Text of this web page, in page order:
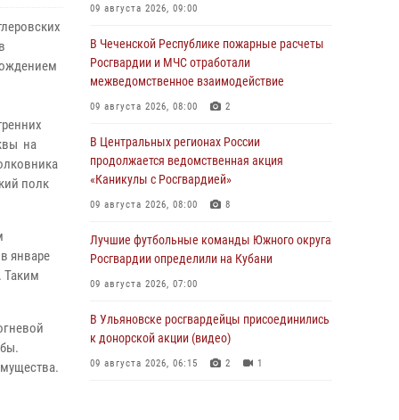
на
полк
январе
Таким
09 августа 2026, 09:00
В Чеченской Республике пожарные расчеты
Росгвардии и МЧС отработали
межведомственное взаимодействие
09 августа 2026, 08:00 2
В Центральных регионах России
продолжается ведомственная акция
«Каникулы с Росгвардией»
09 августа 2026, 08:00 8
Лучшие футбольные команды Южного округа
Росгвардии определили на Кубани
09 августа 2026, 07:00
В Ульяновске росгвардейцы присоединились
к донорской акции (видео)
09 августа 2026, 06:15 2 1